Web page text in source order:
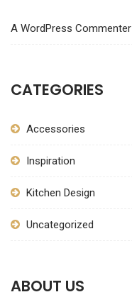
A WordPress Commenter
CATEGORIES
Accessories
Inspiration
Kitchen Design
Uncategorized
ABOUT US